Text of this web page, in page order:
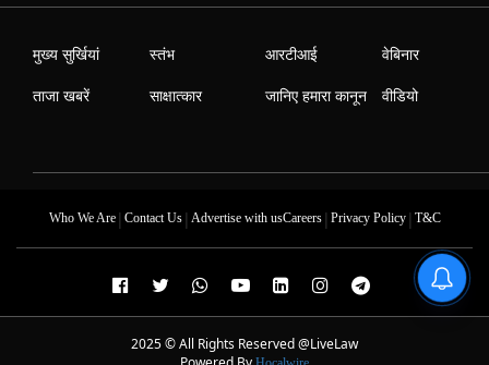
मुख्य सुर्खियां
ताजा खबरें
स्तंभ
साक्षात्कार
आरटीआई
जानिए हमारा कानून
वेबिनार
वीडियो
Who We Are| Contact Us| Advertise with usCareers| Privacy Policy| T&C
2025 © All Rights Reserved @LiveLaw